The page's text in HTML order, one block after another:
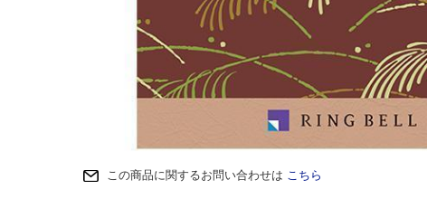
この商品に関するお問い合わせは こちら